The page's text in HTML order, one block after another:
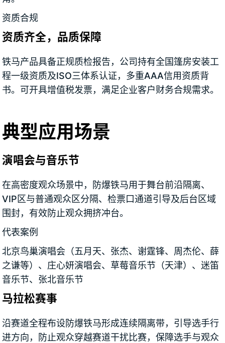
资质合规
资质齐全，品质保障
铁马产品具备正规质检报告，公司持有全国篷房安装工
程一级资质及ISO三体系认证，多重AAA信用资质背
书。可开具增值税发票，满足企业客户财务合规需求。
典型应用场景
演唱会与音乐节
在高密度观众场景中，防爆铁马用于舞台前沿隔离、
VIP区与普通观众区分隔、检票口通道引导及后台区域
围封，有效防止观众拥挤冲台。
代表案例
北京鸟巢演唱会（五月天、张杰、谢霆锋、周杰伦、薛
之谦等）、庄心妍演唱会、草莓音乐节（天津）、迷笛
音乐节、张北音乐节
马拉松赛事
沿赛道全程布设防爆铁马形成连续隔离带，引导选手行
进方向，防止观众穿越赛道干扰比赛，保障选手与观众